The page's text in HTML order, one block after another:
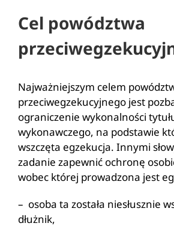
Cel powództwa
Najważniejszym celem
przeciwegzekucyjnego jest
ograniczenie wykonalności
wykonawczego, na podstawie
wszczęta egzekucja. Innymi
zadanie zapewnić ochronę
wobec której prowadzona jest
– osoba ta została niesłusznie
dłużnik,